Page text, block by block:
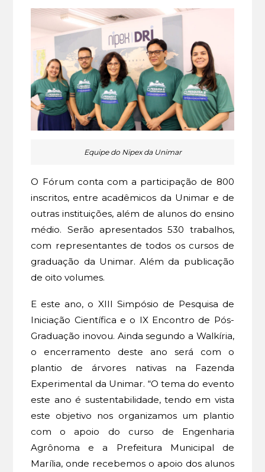
Equipe do Nipex da Unimar
O Fórum conta com a participação de 800
inscritos, entre acadêmicos da Unimar e de
outras instituições, além de alunos do ensino
médio. Serão apresentados 530 trabalhos,
com representantes de todos os cursos de
graduação da Unimar. Além da publicação
de oito volumes.
E este ano, o XIII Simpósio de Pesquisa de
Iniciação Científica e o IX Encontro de Pós-
Graduação inovou. Ainda segundo a Walkíria,
o encerramento deste ano será com o
plantio de árvores nativas na Fazenda
Experimental da Unimar. “O tema do evento
este ano é sustentabilidade, tendo em vista
este objetivo nos organizamos um plantio
com o apoio do curso de Engenharia
Agrônoma e a Prefeitura Municipal de
Marília, onde recebemos o apoio dos alunos